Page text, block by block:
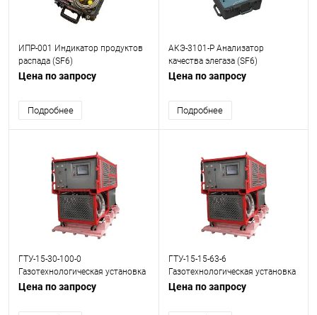
ИПР-001 Индикатор продуктов
распада (SF6)
Цена по запросу
Подробнее
АКЭ-3101-Р Анализатор
качества элегаза (SF6)
Цена по запросу
Подробнее
ГТУ-15-30-100-0
Газотехнологическая установка
(SF6)
Цена по запросу
ГТУ-15-15-63-6
Газотехнологическая установка
(SF6)
Цена по запросу